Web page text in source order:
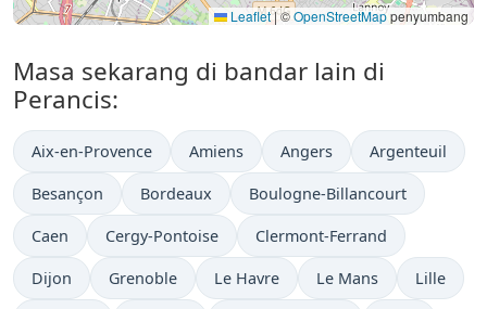
Leaflet|©OpenStreetMappenyumbang
Masa sekarang di bandar lain di
Perancis:
Aix-en-Provence Amiens Angers Argenteuil
Besançon Bordeaux Boulogne-Billancourt
Caen Cergy-Pontoise Clermont-Ferrand
Dijon Grenoble Le Havre Le Mans Lille